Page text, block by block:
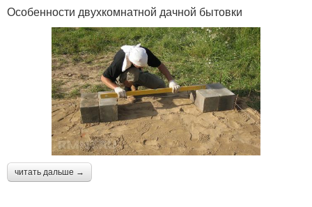
Особенности двухкомнатной дачной бытовки
читать дальше →